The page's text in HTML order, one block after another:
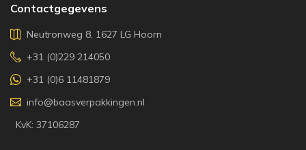
Contactgegevens
Neutronweg 8, 1627 LG Hoorn
+31 (0)229 214050
+31 (0)6 11481879
info@baasverpakkingen.nl
KvK: 37106287